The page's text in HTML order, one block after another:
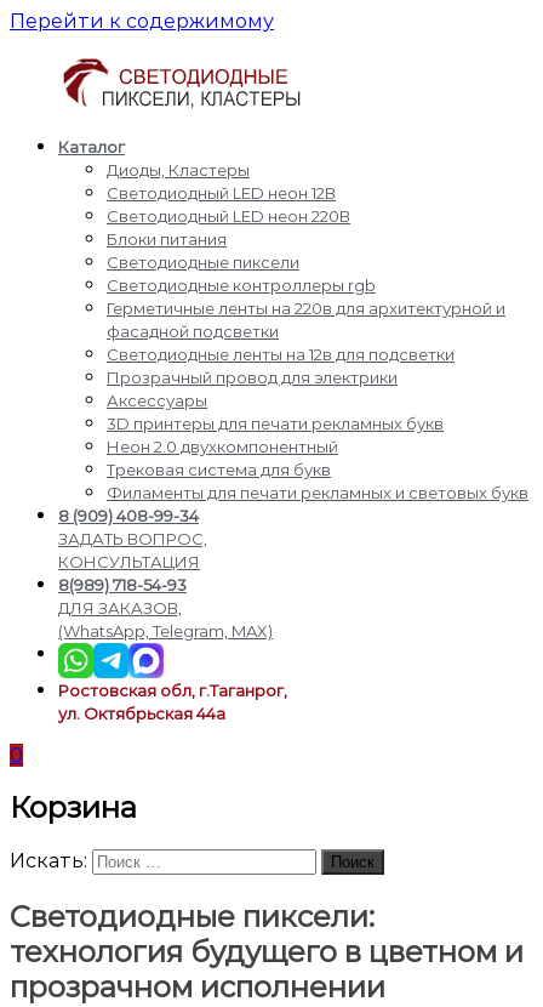
Перейти к содержимому
Светодиодные
пиксели
кластеры
Производство
доставка
светодиодные
пиксели,
кластеры,
светодиодный
питания,
светодиодные
контроллеры
прожекторы
подсветки
Каталог
Диоды, Кластеры
Светодиодный LED неон 12В
Светодиодный LED неон 220В
Блоки питания
Светодиодные пиксели
Светодиодные контроллеры rgb
Герметичные ленты на 220в для архитектурной и
фасадной подсветки
Светодиодные ленты на 12в для подсветки
Прозрачный провод для электрики
Аксессуары
3D принтеры для печати рекламных букв
Неон 2.0 двухкомпонентный
Трековая система для букв
Филаменты для печати рекламных и световых букв
8 (909) 408-99-34
ЗАДАТЬ ВОПРОС,
КОНСУЛЬТАЦИЯ
8(989) 718-54-93
ДЛЯ ЗАКАЗОВ,
(WhatsApp, Telegram, MAX)
Ростовская обл, г.Таганрог,
ул. Октябрьская 44а
0
Корзина
Искать: Поиск
Светодиодные пиксели:
технология будущего в цветном и
прозрачном исполнении